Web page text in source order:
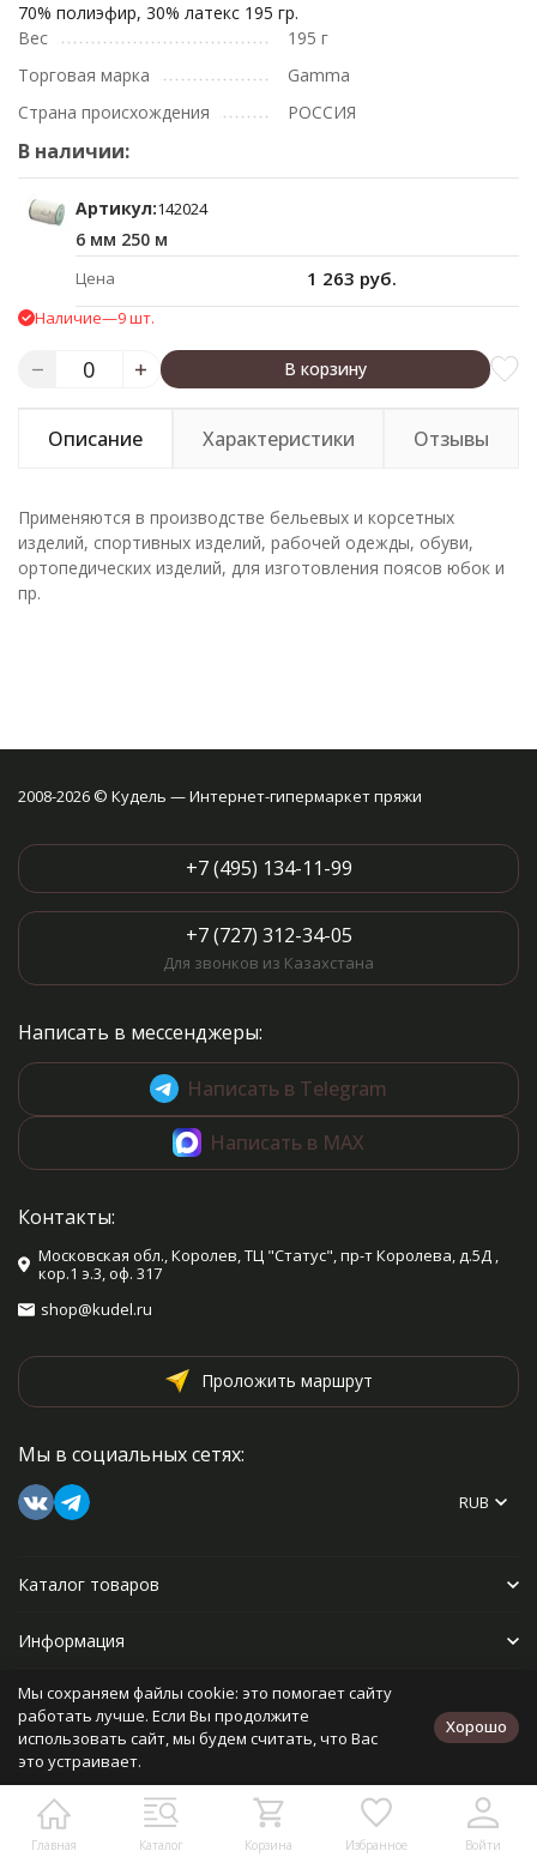
70% полиэфир, 30% латекс 195 гр.
Вес
195 г
Торговая марка
Gamma
Страна происхождения
РОССИЯ
В наличии:
Артикул:142024
6 мм 250 м
Цена 1 263 руб.
Наличие—9 шт.
В корзину
Описание Характеристики Отзывы
Применяются в производстве бельевых и корсетных
изделий, спортивных изделий, рабочей одежды, обуви,
ортопедических изделий, для изготовления поясов юбок и
пр.
Главная Каталог Корзина Избранное Войти
2008-2026 © Кудель — Интернет-гипермаркет пряжи
+7 (495) 134-11-99
+7 (727) 312-34-05
Для звонков из Казахстана
Написать в мессенджеры:
Написать в Telegram
Написать в MAX
Контакты:
Московская обл., Королев, ТЦ "Статус", пр-т Королева, д.5Д ,
кор.1 э.3, оф. 317
shop@kudel.ru
Проложить маршрут
Мы в социальных сетях:
RUB
Каталог товаров
Информация
Прочее
Политика персональных данных
Разработано в
bodysite.ru
Мы сохраняем файлы cookie: это помогает сайту
работать лучше. Если Вы продолжите
использовать сайт, мы будем считать, что Вас
это устраивает.
Хорошо